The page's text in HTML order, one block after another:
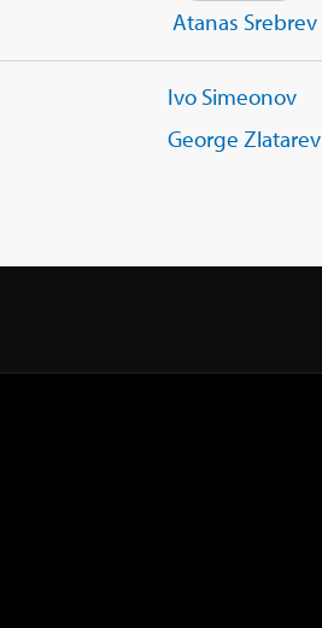
Atanas Srebrev
Ivo Simeonov
George Zlatarev